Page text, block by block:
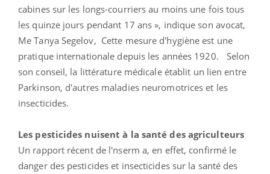
cabines sur les longs-courriers au moins une fois tous
les quinze jours pendant 17 ans », indique son avocat,
Me Tanya Segelov, Cette mesure d'hygiène est une
pratique internationale depuis les années 1920. Selon
son conseil, la littérature médicale établit un lien entre
Parkinson, d'autres maladies neuromotrices et les
insecticides.
Les pesticides nuisent à la santé des agriculteurs
Un rapport récent de l'nserm a, en effet, confirmé le
danger des pesticides et insecticides sur la santé des